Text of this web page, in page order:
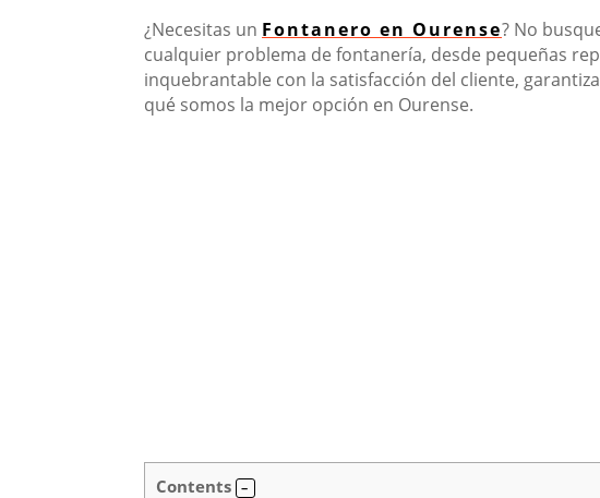
¿Necesitas un Fontanero en Ourense? No
cualquier problema de fontanería, desde pequeñas
inquebrantable con la satisfacción del cliente,
qué somos la mejor opción en Ourense.
Contents